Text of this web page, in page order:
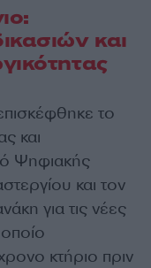
και
το
και
Ψηφιακής
και τον
για τις νέες
κτήριο πριν